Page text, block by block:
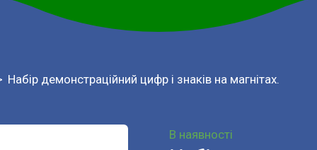
Набір демонстраційний цифр і знаків на магнітах.
В наявності